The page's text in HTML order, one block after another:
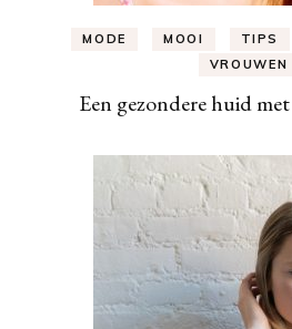
MODE MOOI TIPS
VROUWEN
Een gezondere huid